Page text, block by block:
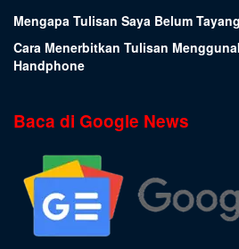
Mengapa Tulisan Saya Belum
Cara Menerbitkan Tulisan
Handphone
Baca di Google News